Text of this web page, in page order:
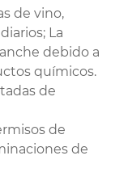
de vino,
La
debido a
químicos.
de
de
de